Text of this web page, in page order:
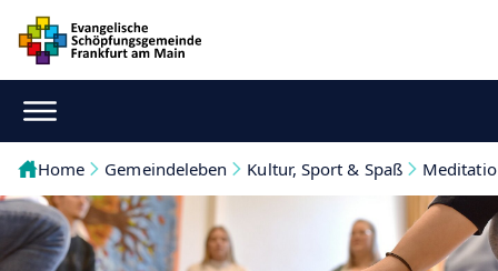
Home Gemeindeleben Kultur, Sport & Spaß